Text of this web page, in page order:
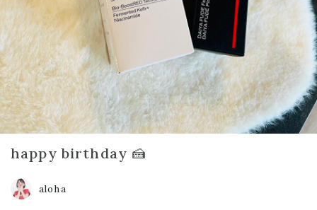
happy birthday 🍰
aloha